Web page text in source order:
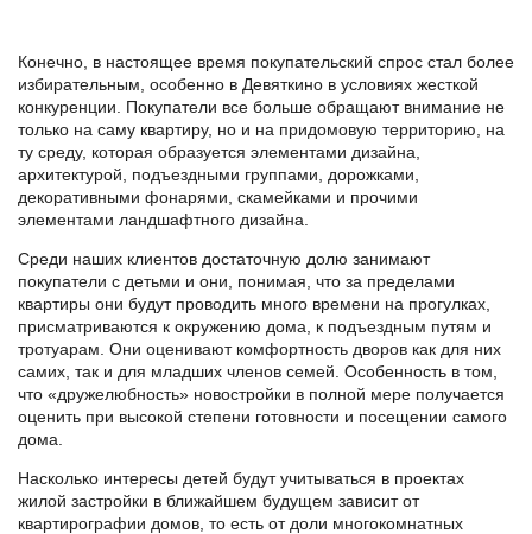
Конечно, в настоящее время покупательский спрос стал более
избирательным, особенно в Девяткино в условиях жесткой
конкуренции. Покупатели все больше обращают внимание не
только на саму квартиру, но и на придомовую территорию, на
ту среду, которая образуется элементами дизайна,
архитектурой, подъездными группами, дорожками,
декоративными фонарями, скамейками и прочими
элементами ландшафтного дизайна.
Среди наших клиентов достаточную долю занимают
покупатели с детьми и они, понимая, что за пределами
квартиры они будут проводить много времени на прогулках,
присматриваются к окружению дома, к подъездным путям и
тротуарам. Они оценивают комфортность дворов как для них
самих, так и для младших членов семей. Особенность в том,
что «дружелюбность» новостройки в полной мере получается
оценить при высокой степени готовности и посещении самого
дома.
Насколько интересы детей будут учитываться в проектах
жилой застройки в ближайшем будущем зависит от
квартирографии домов, то есть от доли многокомнатных